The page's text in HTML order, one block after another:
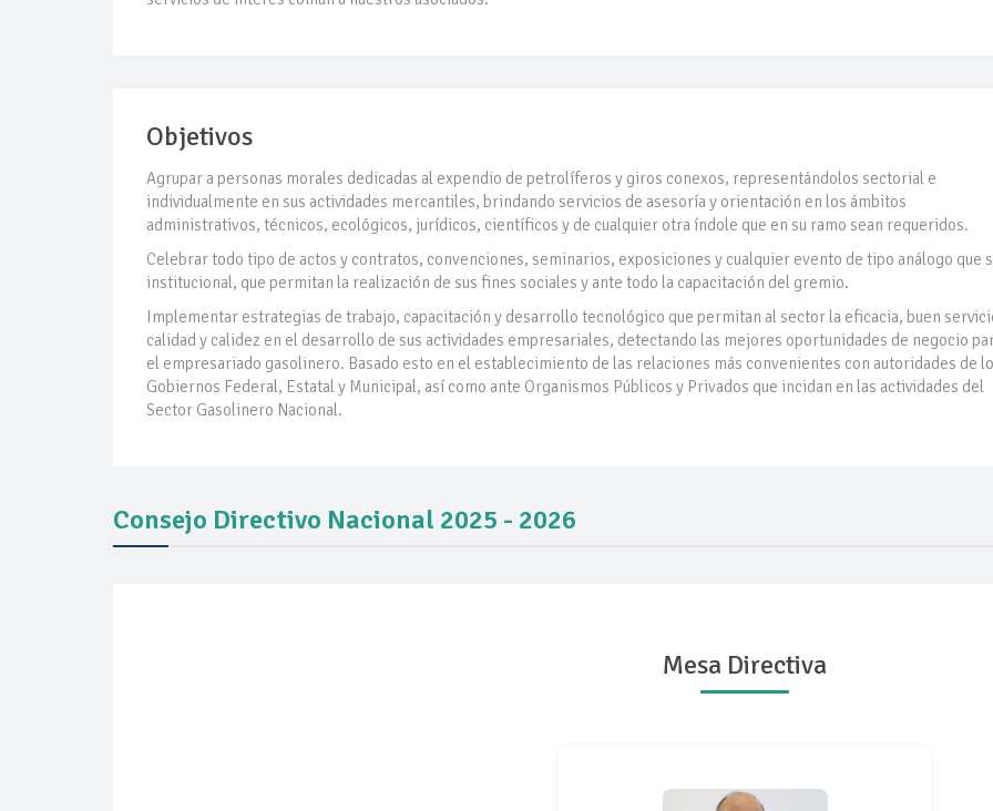
Objetivos
Agrupar a personas morales dedicadas al expendio de petrolíferos y giros conexos, representándolos sectorial e
individualmente en sus actividades mercantiles, brindando servicios de asesoría y orientación en los ámbitos
administrativos, técnicos, ecológicos, jurídicos, científicos y de cualquier otra índole que en su ramo sean requeridos.
Celebrar todo tipo de actos y contratos, convenciones, seminarios, exposiciones y cualquier evento de tipo análogo que
institucional, que permitan la realización de sus fines sociales y ante todo la capacitación del gremio.
Implementar estrategias de trabajo, capacitación y desarrollo tecnológico que permitan al sector la eficacia, buen
calidad y calidez en el desarrollo de sus actividades empresariales, detectando las mejores oportunidades de negocio
el empresariado gasolinero. Basado esto en el establecimiento de las relaciones más convenientes con autoridades de
Gobiernos Federal, Estatal y Municipal, así como ante Organismos Públicos y Privados que incidan en las actividades del
Sector Gasolinero Nacional.
Consejo Directivo Nacional 2025 - 2026
Mesa Directiva